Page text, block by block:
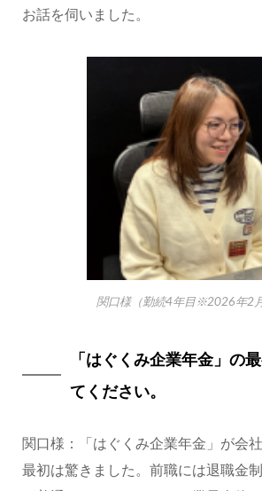
お話を伺いました。
関口様（勤続4年目※2026年2月
「はぐくみ企業年金」の
てください。
関口様：「はぐくみ企業年金」が会社
最初は驚きました。前職には退職金